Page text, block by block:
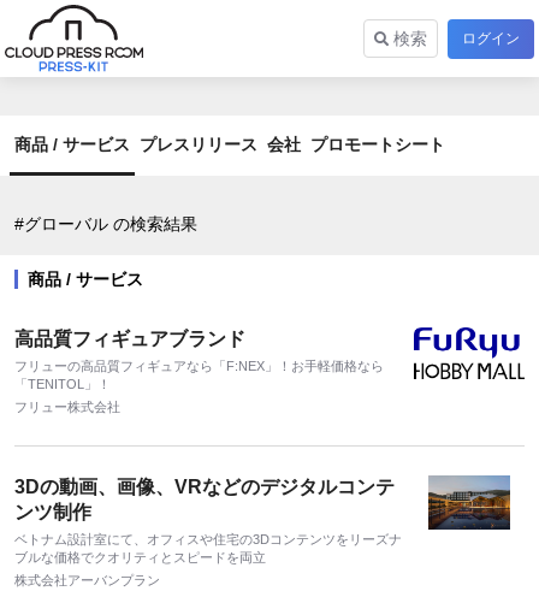
検索 ログイン
商品 / サービス プレスリリース 会社 プロモートシート
#グローバル の検索結果
商品 / サービス
高品質フィギュアブランド
フリューの高品質フィギュアなら「F:NEX」！お手軽価格なら
「TENITOL」！
フリュー株式会社
3Dの動画、画像、VRなどのデジタルコンテ
ンツ制作
ベトナム設計室にて、オフィスや住宅の3Dコンテンツをリーズナ
ブルな価格でクオリティとスピードを両立
株式会社アーバンプラン